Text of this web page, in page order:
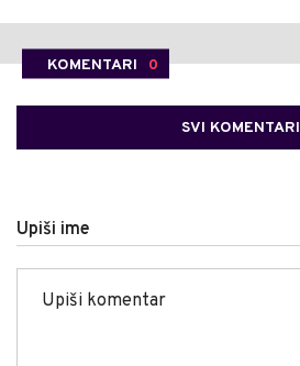
KOMENTARI 0
SVI KOMENTARI
Upiši ime